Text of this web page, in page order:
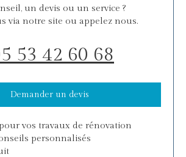
un devis ou un service ?
via notre site ou appelez nous.
53 42 60 68
Demander un devis
vos travaux de rénovation
personnalisés